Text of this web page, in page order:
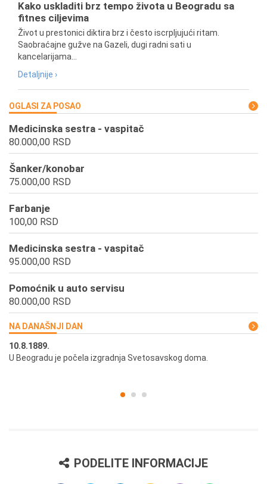
Kako uskladiti brz tempo života u Beogradu sa
fitnes ciljevima
Život u prestonici diktira brz i često iscrpljujući ritam.
Saobraćajne gužve na Gazeli, dugi radni sati u
kancelarijama...
Detaljnije ›
OGLASI ZA POSAO
Medicinska sestra - vaspitač
80.000,00 RSD
Šanker/konobar
75.000,00 RSD
Farbanje
100,00 RSD
Medicinska sestra - vaspitač
95.000,00 RSD
Pomoćnik u auto servisu
80.000,00 RSD
NA DANAŠNJI DAN
10.8.1889.
U Beogradu je počela izgradnja Svetosavskog doma.
PODELITE INFORMACIJE